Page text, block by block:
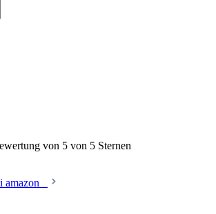
von 5 von 5 Sternen
amazon